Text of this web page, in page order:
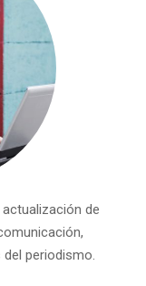
de
periodismo.